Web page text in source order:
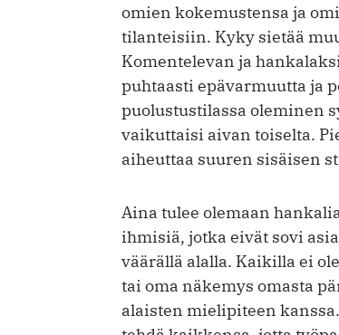
omien kokemustensa ja
tilanteisiin. Kyky sietää
Komentelevan ja
puhtaasti epävarmuutta ja
puolustustilassa oleminen
vaikuttaisi aivan toiselta.
aiheuttaa suuren sisäisen
Aina tulee olemaan
ihmisiä, jotka eivät sovi
väärällä alalla. Kaikilla ei
tai oma näkemys omasta
alaisten mielipiteen